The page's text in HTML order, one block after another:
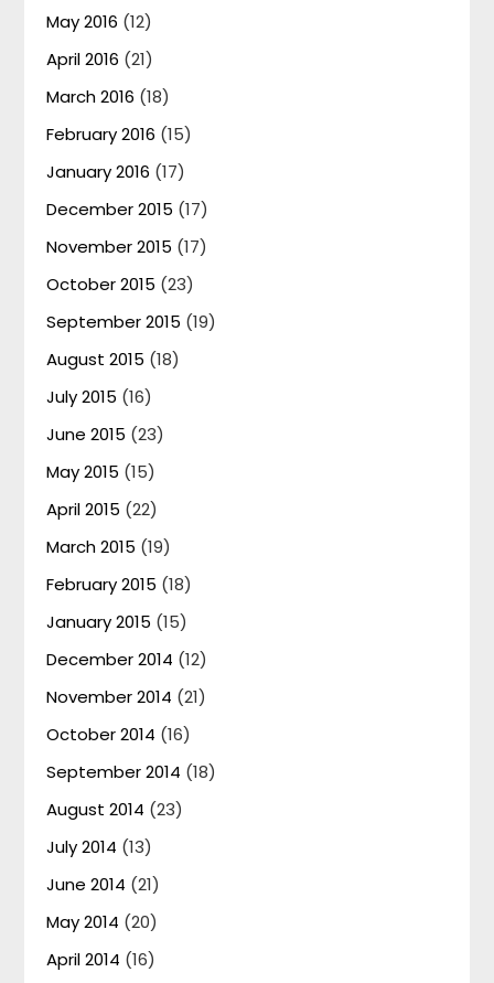
May 2016 (12)
April 2016 (21)
March 2016 (18)
February 2016 (15)
January 2016 (17)
December 2015 (17)
November 2015 (17)
October 2015 (23)
September 2015 (19)
August 2015 (18)
July 2015 (16)
June 2015 (23)
May 2015 (15)
April 2015 (22)
March 2015 (19)
February 2015 (18)
January 2015 (15)
December 2014 (12)
November 2014 (21)
October 2014 (16)
September 2014 (18)
August 2014 (23)
July 2014 (13)
June 2014 (21)
May 2014 (20)
April 2014 (16)